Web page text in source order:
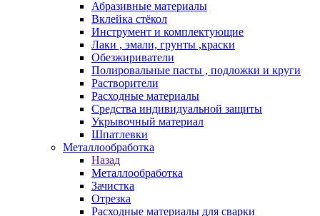
Абразивные материалы
Вклейка стёкол
Инструмент и комплектующие
Лаки , эмали, грунты ,краски
Обезжириватели
Полировальные пасты , подложки и круги
Растворители
Расходные материалы
Средства индивидуальной защиты
Укрывочный материал
Шпатлевки
Металлообработка
Назад
Металлообработка
Зачистка
Отрезка
Расходные материалы для сварки